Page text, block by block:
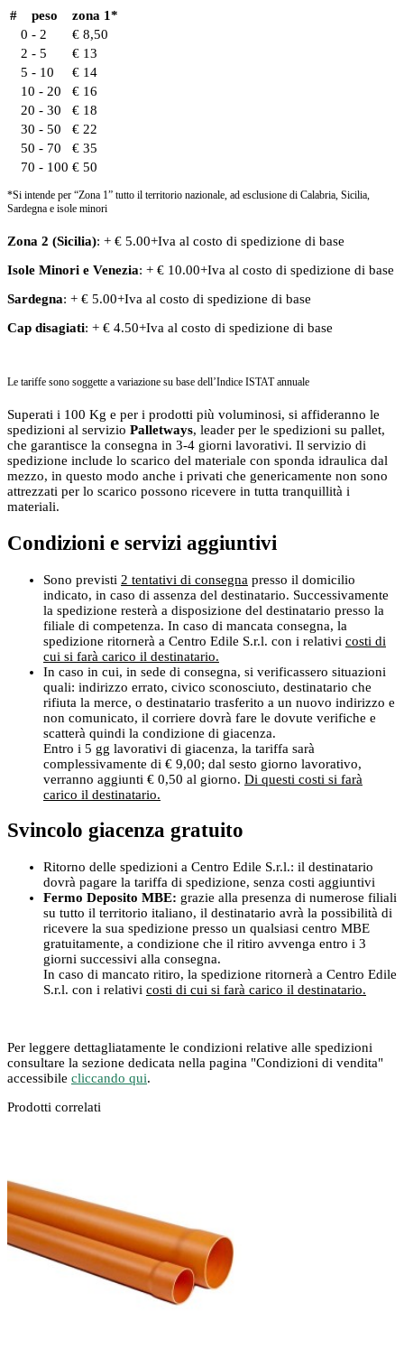
# peso
zona 1*
0 - 2
€ 8,50
2 - 5
€ 13
5 - 10
€ 14
10 - 20
€ 16
20 - 30
€ 18
30 - 50
€ 22
50 - 70
€ 35
70 - 100 € 50
*Si intende per “Zona 1” tutto il territorio nazionale, ad esclusione di Calabria, Sicilia,
Sardegna e isole minori
Zona 2 (Sicilia): + € 5.00+Iva al costo di spedizione di base
Isole Minori e Venezia: + € 10.00+Iva al costo di spedizione di base
Sardegna: + € 5.00+Iva al costo di spedizione di base
Cap disagiati: + € 4.50+Iva al costo di spedizione di base
Le tariffe sono soggette a variazione su base dell’Indice ISTAT annuale
Superati i 100 Kg e per i prodotti più voluminosi, si affideranno le
spedizioni al servizio Palletways, leader per le spedizioni su pallet,
che garantisce la consegna in 3-4 giorni lavorativi. Il servizio di
spedizione include lo scarico del materiale con sponda idraulica dal
mezzo, in questo modo anche i privati che genericamente non sono
attrezzati per lo scarico possono ricevere in tutta tranquillità i
materiali.
Condizioni e servizi aggiuntivi
Sono previsti 2 tentativi di consegna presso il domicilio
indicato, in caso di assenza del destinatario. Successivamente
la spedizione resterà a disposizione del destinatario presso la
filiale di competenza. In caso di mancata consegna, la
spedizione ritornerà a Centro Edile S.r.l. con i relativi costi di
cui si farà carico il destinatario.
In caso in cui, in sede di consegna, si verificassero situazioni
quali: indirizzo errato, civico sconosciuto, destinatario che
rifiuta la merce, o destinatario trasferito a un nuovo indirizzo e
non comunicato, il corriere dovrà fare le dovute verifiche e
scatterà quindi la condizione di giacenza.
Entro i 5 gg lavorativi di giacenza, la tariffa sarà
complessivamente di € 9,00; dal sesto giorno lavorativo,
verranno aggiunti € 0,50 al giorno. Di questi costi si farà
carico il destinatario.
Svincolo giacenza gratuito
Ritorno delle spedizioni a Centro Edile S.r.l.: il destinatario
dovrà pagare la tariffa di spedizione, senza costi aggiuntivi
Fermo Deposito MBE: grazie alla presenza di numerose filiali
su tutto il territorio italiano, il destinatario avrà la possibilità di
ricevere la sua spedizione presso un qualsiasi centro MBE
gratuitamente, a condizione che il ritiro avvenga entro i 3
giorni successivi alla consegna.
In caso di mancato ritiro, la spedizione ritornerà a Centro Edile
S.r.l. con i relativi costi di cui si farà carico il destinatario.
Per leggere dettagliatamente le condizioni relative alle spedizioni
consultare la sezione dedicata nella pagina "Condizioni di vendita"
accessibile cliccando qui.
Prodotti correlati